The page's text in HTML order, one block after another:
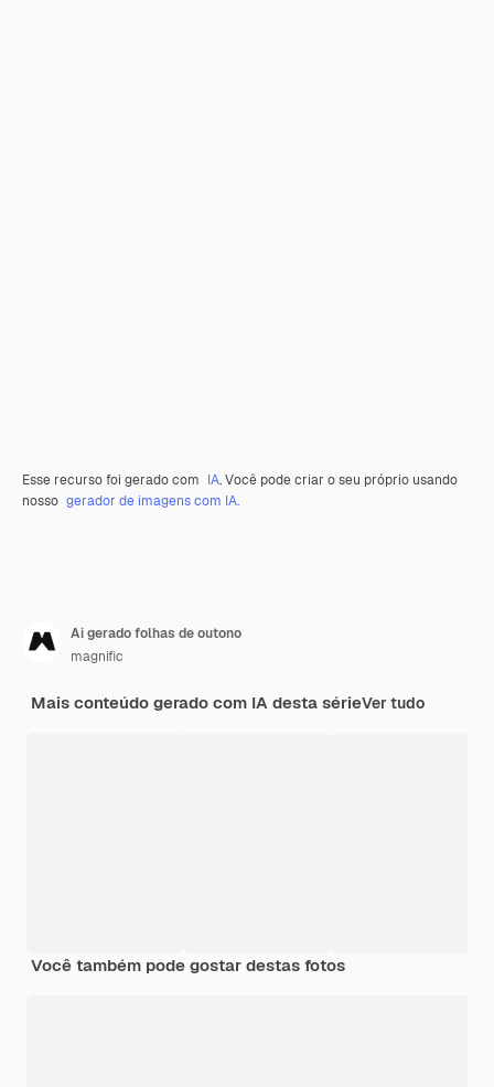
Esse recurso foi gerado com IA. Você pode criar o seu próprio usando
nosso gerador de imagens com IA.
Ai gerado folhas de outono
magnific
Mais conteúdo gerado com IA desta sérieVer tudo
Você também pode gostar destas fotos